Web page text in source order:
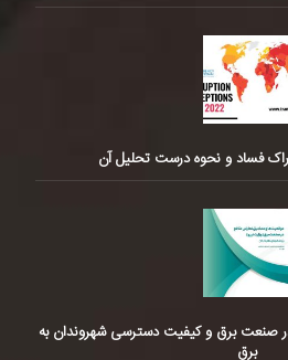
فساد و نحوه درست تحلیل آن
صنعت برق و کیفیت دسترسی شهروندان به
برق